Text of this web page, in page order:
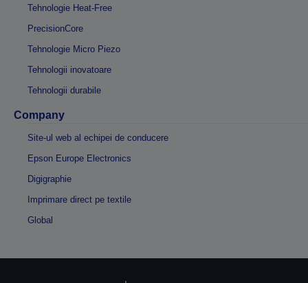
Tehnologie Heat-Free
PrecisionCore
Tehnologie Micro Piezo
Tehnologii inovatoare
Tehnologii durabile
Company
Site-ul web al echipei de conducere
Epson Europe Electronics
Digigraphie
Imprimare direct pe textile
Global